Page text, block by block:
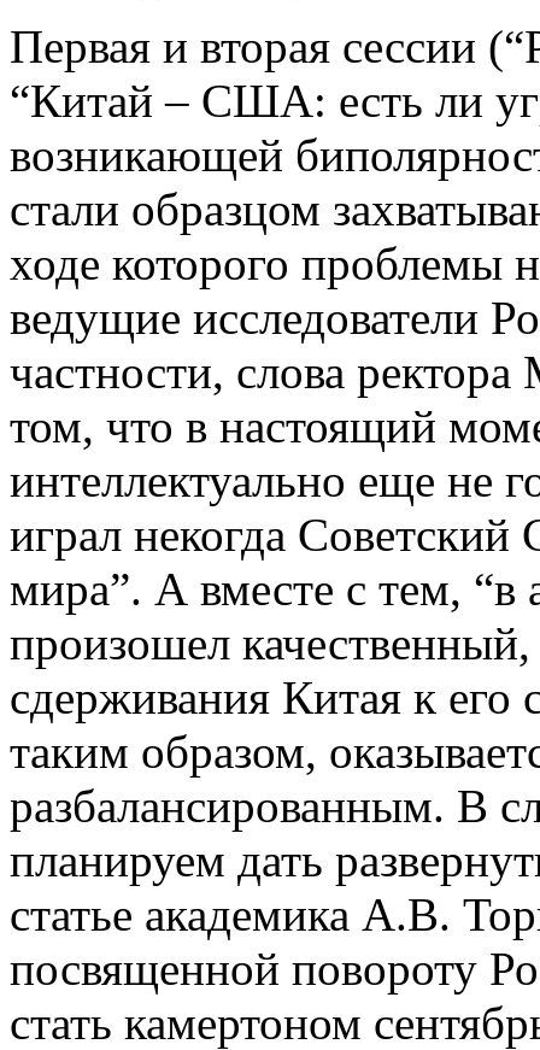
Первая и вторая сессии
“Китай – США: есть ли
возникающей
стали образцом
ходе которого проблемы
ведущие исследователи
частности, слова
том, что в настоящий
интеллектуально еще не
играл некогда
мира”. А вместе с тем,
произошел
сдерживания Китая к
таким образом,
разбалансированным. В
планируем дать
статье академика А.В.
посвященной повороту
стать камертоном